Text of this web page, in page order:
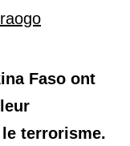
Faso ont
terrorisme.